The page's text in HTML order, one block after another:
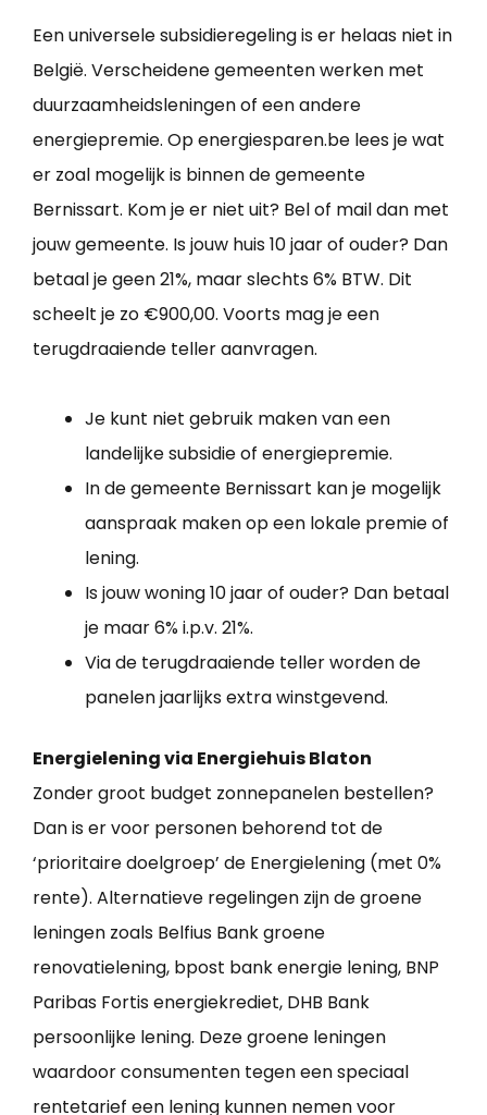
Een universele subsidieregeling is er helaas niet in
België. Verscheidene gemeenten werken met
duurzaamheidsleningen of een andere
energiepremie. Op energiesparen.be lees je wat
er zoal mogelijk is binnen de gemeente
Bernissart. Kom je er niet uit? Bel of mail dan met
jouw gemeente. Is jouw huis 10 jaar of ouder? Dan
betaal je geen 21%, maar slechts 6% BTW. Dit
scheelt je zo €900,00. Voorts mag je een
terugdraaiende teller aanvragen.
Je kunt niet gebruik maken van een
landelijke subsidie of energiepremie.
In de gemeente Bernissart kan je mogelijk
aanspraak maken op een lokale premie of
lening.
Is jouw woning 10 jaar of ouder? Dan betaal
je maar 6% i.p.v. 21%.
Via de terugdraaiende teller worden de
panelen jaarlijks extra winstgevend.
Energielening via Energiehuis Blaton
Zonder groot budget zonnepanelen bestellen?
Dan is er voor personen behorend tot de
‘prioritaire doelgroep’ de Energielening (met 0%
rente). Alternatieve regelingen zijn de groene
leningen zoals Belfius Bank groene
renovatielening, bpost bank energie lening, BNP
Paribas Fortis energiekrediet, DHB Bank
persoonlijke lening. Deze groene leningen
waardoor consumenten tegen een speciaal
rentetarief een lening kunnen nemen voor